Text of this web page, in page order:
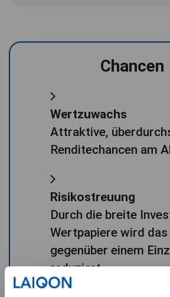
Chancen
Wertzuwachs
Attraktive,
Renditechancen am
Risikostreuung
Durch die breite
Wertpapiere wird
gegenüber einem
reduziert